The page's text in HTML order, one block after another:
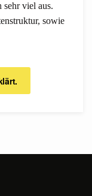
sehr viel aus.
sowie